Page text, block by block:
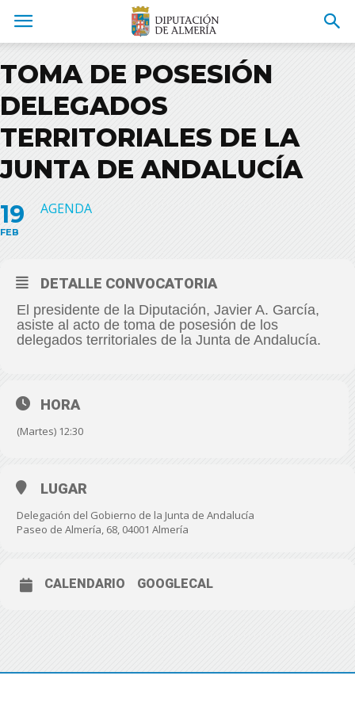
TOMA DE POSESIÓN
DELEGADOS
TERRITORIALES DE LA
JUNTA DE ANDALUCÍA
19
FEB
AGENDA
DETALLE CONVOCATORIA
El presidente de la Diputación, Javier A. García,
asiste al acto de toma de posesión de los
delegados territoriales de la Junta de Andalucía.
HORA
(Martes) 12:30
LUGAR
Delegación del Gobierno de la Junta de Andalucía
Paseo de Almería, 68, 04001 Almería
CALENDARIO GOOGLECAL